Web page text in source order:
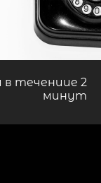
течениие 2
минут